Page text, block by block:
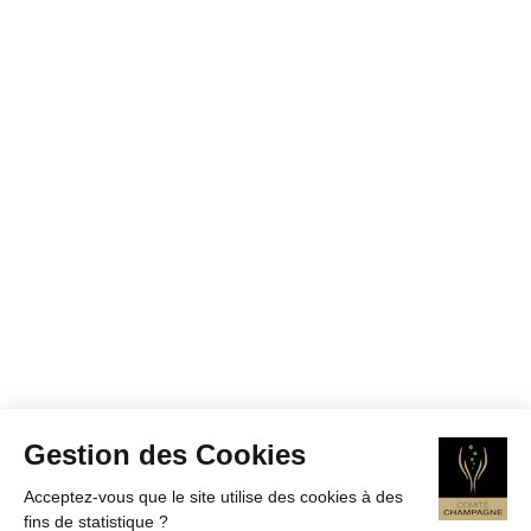
Gestion des Cookies
Acceptez-vous que le site utilise des cookies à des
fins de statistique ?